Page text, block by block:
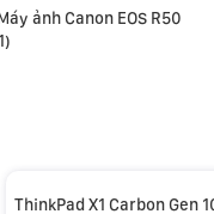
mới có thể sản
X1 Carbon sẽ
dòng máy đầu
ảnh Canon EOS R50
ThinkPad X1 Carbon Gen